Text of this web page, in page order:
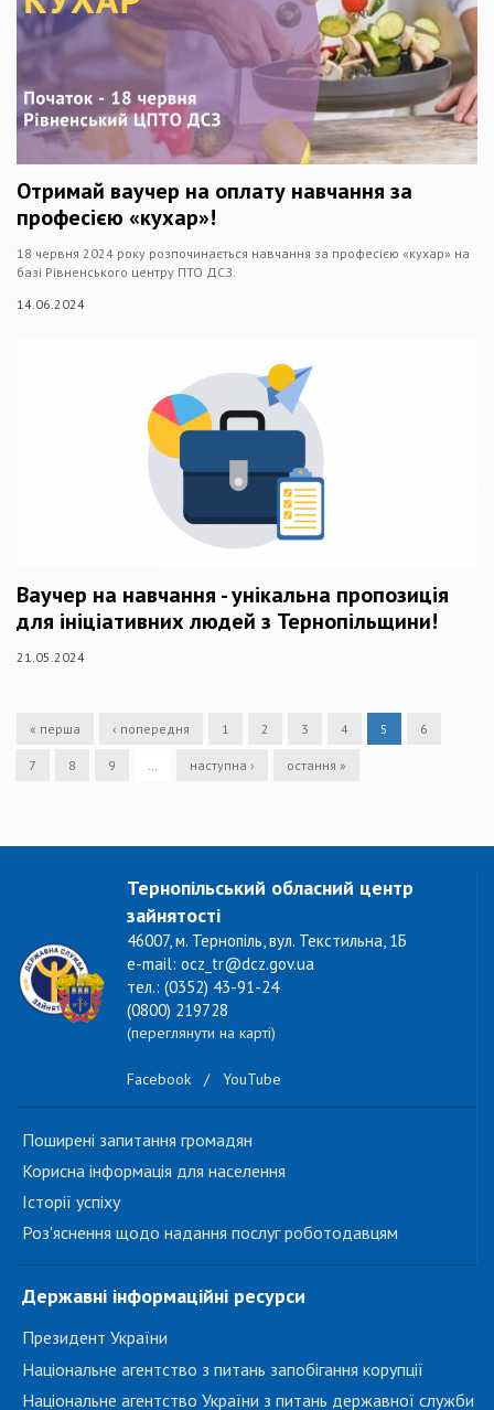
Отримай ваучер на оплату навчання за
професією «кухар»!
18 червня 2024 року розпочинається навчання за професією «кухар» на
базі Рівненського центру ПТО ДСЗ.
14.06.2024
Ваучер на навчання - унікальна пропозиція
для ініціативних людей з Тернопільщини!
21.05.2024
« перша ‹ попередня 1 2 3 4 5 6
7 8 9 … наступна › остання »
Тернопільський обласний центр
зайнятості
46007, м. Тернопіль, вул. Текстильна, 1Б
e-mail: ocz_tr@dcz.gov.ua
тел.: (0352) 43-91-24
(0800) 219728
(переглянути на карті)
Facebook / YouTube
Поширені запитання громадян
Корисна інформація для населення
Історії успіху
Роз'яснення щодо надання послуг роботодавцям
Державні інформаційні ресурси
Президент України
Національне агентство з питань запобігання корупції
Національне агентство України з питань державної служби